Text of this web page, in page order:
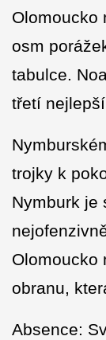
Olomoucko
osm
tabulce.
třetí
trojky k
Nymburk je
Olomoucko
obranu,
Absence: